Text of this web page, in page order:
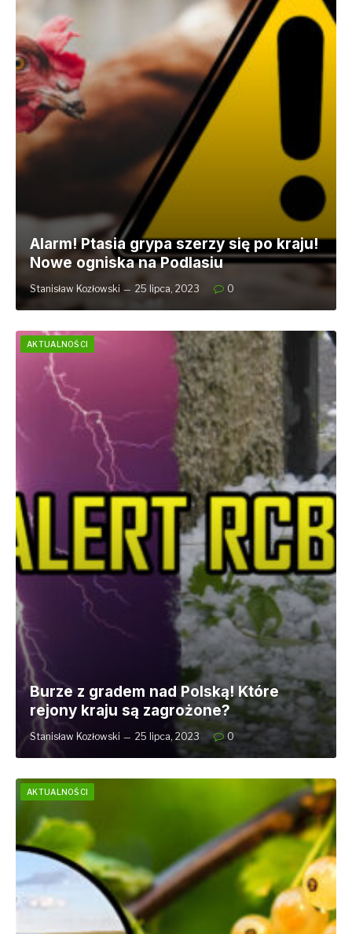
Alarm! Ptasia grypa szerzy się po kraju!
Nowe ogniska na Podlasiu
Stanisław Kozłowski 25 lipca, 2023 0
AKTUALNOŚCI
Burze z gradem nad Polską! Które
rejony kraju są zagrożone?
Stanisław Kozłowski 25 lipca, 2023 0
AKTUALNOŚCI